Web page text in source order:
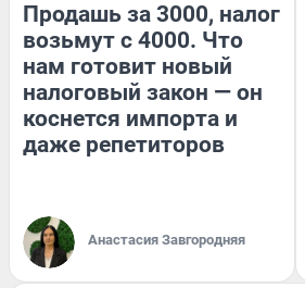
Продашь за 3000, налог
возьмут с 4000. Что
нам готовит новый
налоговый закон — он
коснется импорта и
даже репетиторов
Анастасия Завгородняя